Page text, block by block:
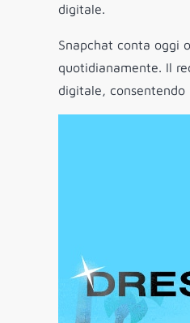
digitale.
Snapchat conta oggi
quotidianamente. Il
digitale, consentendo